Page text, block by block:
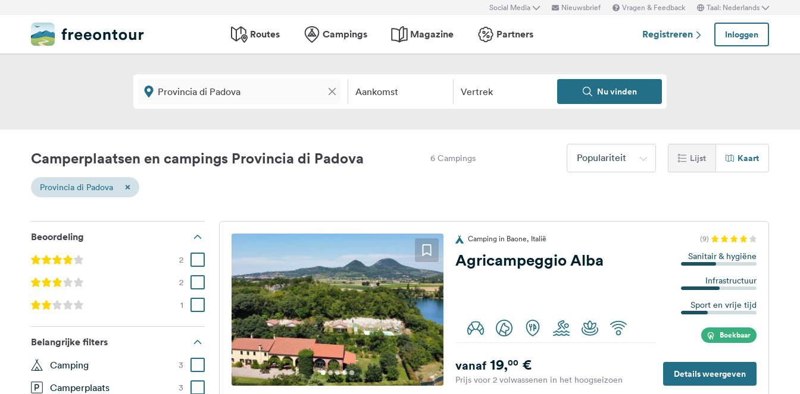
Social Media Nieuwsbrief Vragen & Feedback Taal: Nederlands
Routes Campings Magazine Partners Registreren Inloggen
Aankomst Vertrek Nu vinden
Camperplaatsen en campings Provincia di Padova 6 Campings Populariteit Lijst Kaart
Provincia di Padova ×
Beoordeling
2
2
1
Belangrijke filters
Camping 3
Camperplaats 3
Camping in Baone, Italië (9)
Agricampeggio Alba Sanitair & hygiëne
Infrastructuur
Sport en vrije tijd
Boekbaar
Details weergeven
vanaf19,00€
Prijs voor 2 volwassenen in het hoogseizoen